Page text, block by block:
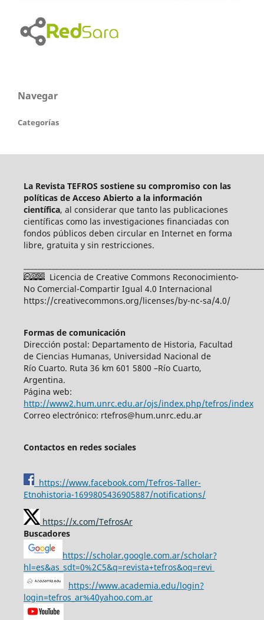
Navegar
Categorías
La Revista TEFROS sostiene su compromiso con las
políticas de Acceso Abierto a la información
científica, al considerar que tanto las publicaciones
científicas como las investigaciones financiadas con
fondos públicos deben circular en Internet en forma
libre, gratuita y sin restricciones.
Licencia de Creative Commons Reconocimiento-
No Comercial-Compartir Igual 4.0 Internacional
https://creativecommons.org/licenses/by-nc-sa/4.0/
Formas de comunicación
Dirección postal: Departamento de Historia, Facultad
de Ciencias Humanas, Universidad Nacional de
Río Cuarto. Ruta 36 km 601 5800 –Río Cuarto,
Argentina.
Página web:
http://www2.hum.unrc.edu.ar/ojs/index.php/tefros/index
Correo electrónico: rtefros@hum.unrc.edu.ar
Contactos en redes sociales
https://www.facebook.com/Tefros-Taller-
Etnohistoria-1699805436905887/notifications/
https://x.com/TefrosAr
Buscadores
https://scholar.google.com.ar/scholar?
hl=es&as_sdt=0%2C5&q=revista+tefros&oq=revi
https://www.academia.edu/login?
login=tefros_ar%40yahoo.com.ar